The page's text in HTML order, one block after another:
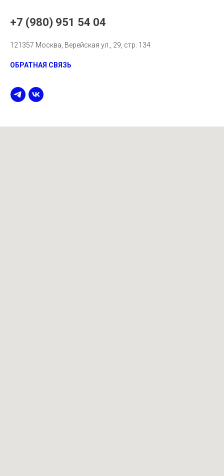
+7 (980) 951 54 04
121357 Москва, Верейская ул., 29, стр. 134
ОБРАТНАЯ СВЯЗЬ